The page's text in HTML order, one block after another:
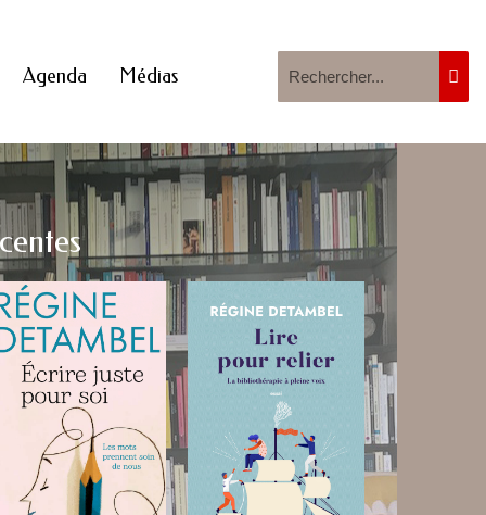
Agenda Médias